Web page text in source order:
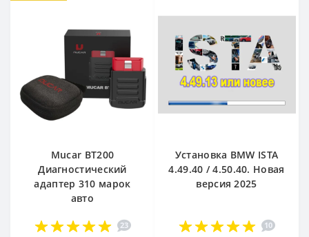
Mucar BT200
Диагностический
адаптер 310 марок
авто
23
Установка BMW ISTA
4.49.40 / 4.50.40. Новая
версия 2025
10